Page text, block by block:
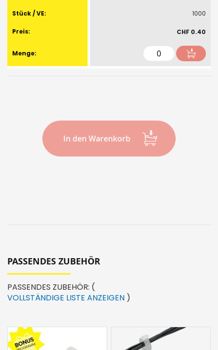
1000
CHF 0.40
In den Warenkorb
PASSENDES ZUBEHÖR
PASSENDES ZUBEHÖR: (
VOLLSTÄNDIGE LISTE ANZEIGEN )